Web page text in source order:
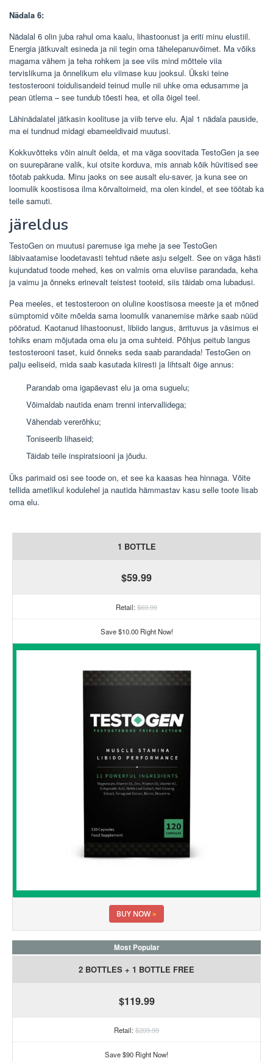
Nädala 6:
Nädalal 6 olin juba rahul oma kaalu, lihastoonust ja eriti minu elustiil.
Energia jätkuvalt esineda ja nii tegin oma tähelepanuvõimet. Ma võiks
magama vähem ja teha rohkem ja see viis mind mõttele viia
tervislikuma ja õnnelikum elu viimase kuu jooksul. Ükski teine ​​
testosterooni toidulisandeid teinud mulle nii uhke oma edusamme ja
pean ütlema – see tundub tõesti hea, et olla õigel teel.
Lähinädalatel jätkasin koolituse ja viib terve elu. Ajal 1 nädala pauside,
ma ei tundnud midagi ebameeldivaid muutusi.
Kokkuvõtteks võin ainult öelda, et ma väga soovitada TestoGen ja see
on suurepärane valik, kui otsite korduva, mis annab kõik hüvitised see
tõotab pakkuda. Minu jaoks on see ausalt elu-saver, ja kuna see on
loomulik koostisosa ilma kõrvaltoimeid, ma olen kindel, et see töötab ka
teile samuti.
järeldus
TestoGen on muutusi paremuse iga mehe ja see TestoGen
läbivaatamise loodetavasti tehtud näete asju selgelt. See on väga hästi
kujundatud toode mehed, kes on valmis oma eluviise parandada, keha
ja vaimu ja õnneks erinevalt teistest tooteid, siis täidab oma lubadusi.
Pea meeles, et testosteroon on oluline koostisosa meeste ja et mõned
sümptomid võite mõelda sama loomulik vananemise märke saab nüüd
pööratud. Kaotanud lihastoonust, libiido langus, ärrituvus ja väsimus ei
tohiks enam mõjutada oma elu ja oma suhteid. Põhjus peitub langus
testosterooni taset, kuid õnneks seda saab parandada! TestoGen on
palju eeliseid, mida saab kasutada kiiresti ja lihtsalt õige annus:
Parandab oma igapäevast elu ja oma suguelu;
Võimaldab nautida enam trenni intervallidega;
Vähendab vererõhku;
Toniseerib lihaseid;
Täidab teile inspiratsiooni ja jõudu.
Üks parimaid osi see toode on, et see ka kaasas hea hinnaga. Võite
tellida ametlikul kodulehel ja nautida hämmastav kasu selle toote lisab
oma elu.
1 BOTTLE
$59.99
Retail:$69.99
Save $10.00 Right Now!
BUY NOW»
Most Popular
2 BOTTLES + 1 BOTTLE FREE
$119.99
Retail:$209.99
Save $90 Right Now!